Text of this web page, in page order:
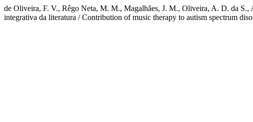
de Oliveira, F. V., Rêgo Neta, M. M., Magalhães, J. M., Oliveira, A. D. da
integrativa da literatura / Contribution of music therapy to autism spectrum